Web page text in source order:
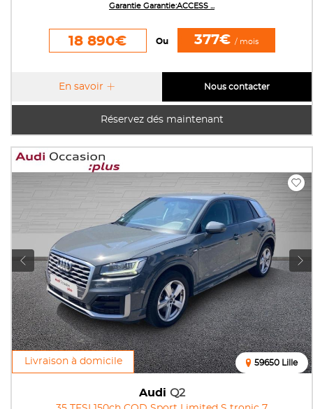
Garantie Garantie:ACCESS ...
18 890€ Ou 377€ / mois
Réservez dés maintenant
En savoir Nous contacter
Livraison à domicile
Audi Q2
59650 Lille